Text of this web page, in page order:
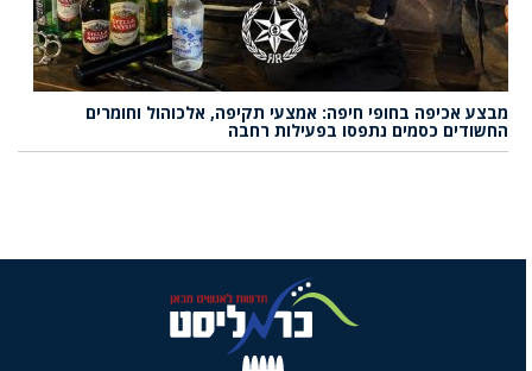
מבצע אכיפה בחופי חיפה: אמצעי תקיפה, אלכוהול וחומרים
החשודים כסמים נתפסו בפעילות רחבה